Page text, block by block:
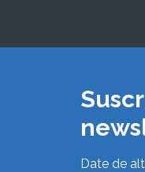
Date de